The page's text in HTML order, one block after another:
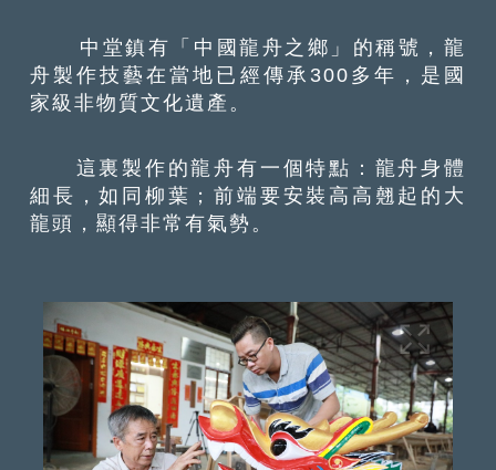
中堂鎮有「中國龍舟之鄉」的稱號，龍
舟製作技藝在當地已經傳承300多年，是國
家級非物質文化遺產。
這裏製作的龍舟有一個特點：龍舟身體
細長，如同柳葉；前端要安裝高高翹起的大
龍頭，顯得非常有氣勢。